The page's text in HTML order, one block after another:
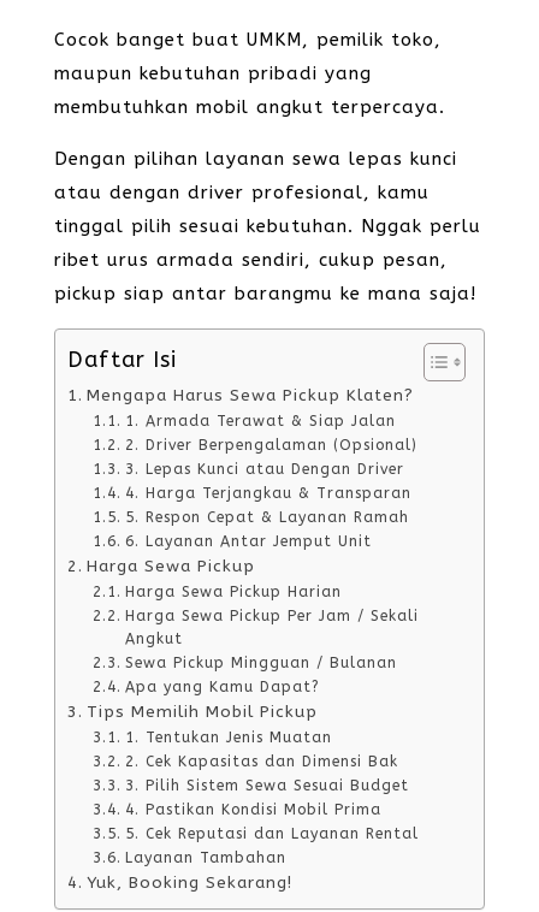
Cocok banget buat UMKM, pemilik toko,
maupun kebutuhan pribadi yang
membutuhkan mobil angkut terpercaya.
Dengan pilihan layanan sewa lepas kunci
atau dengan driver profesional, kamu
tinggal pilih sesuai kebutuhan. Nggak perlu
ribet urus armada sendiri, cukup pesan,
pickup siap antar barangmu ke mana saja!
Daftar Isi
Mengapa Harus Sewa Pickup Klaten?
1. Armada Terawat & Siap Jalan
2. Driver Berpengalaman (Opsional)
3. Lepas Kunci atau Dengan Driver
4. Harga Terjangkau & Transparan
5. Respon Cepat & Layanan Ramah
6. Layanan Antar Jemput Unit
Harga Sewa Pickup
Harga Sewa Pickup Harian
Harga Sewa Pickup Per Jam / Sekali
Angkut
Sewa Pickup Mingguan / Bulanan
Apa yang Kamu Dapat?
Tips Memilih Mobil Pickup
1. Tentukan Jenis Muatan
2. Cek Kapasitas dan Dimensi Bak
3. Pilih Sistem Sewa Sesuai Budget
4. Pastikan Kondisi Mobil Prima
5. Cek Reputasi dan Layanan Rental
Layanan Tambahan
Yuk, Booking Sekarang!